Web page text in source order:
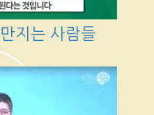
지는 사람들